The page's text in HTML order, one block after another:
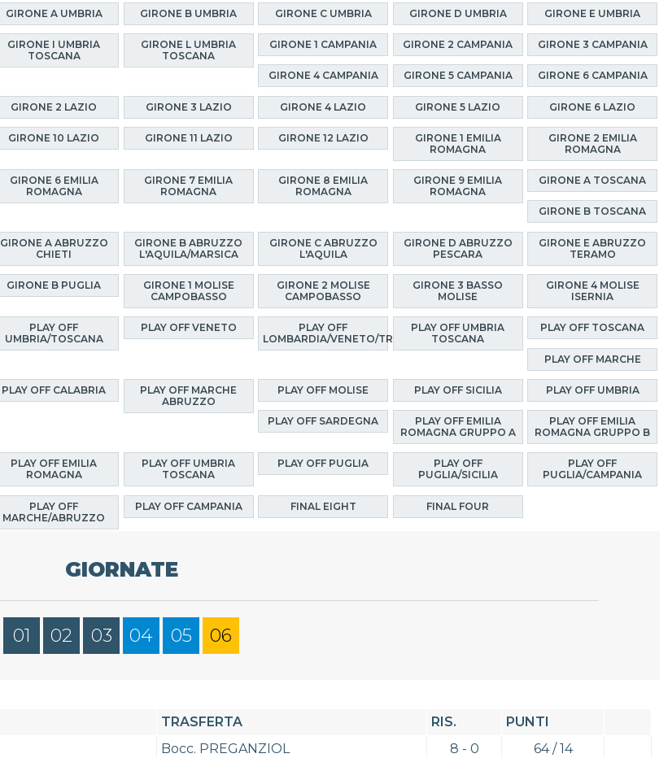
GIRONE A UMBRIA GIRONE B UMBRIA GIRONE C UMBRIA GIRONE D UMBRIA GIRONE E UMBRIA
GIRONE I UMBRIA
TOSCANA
GIRONE L UMBRIA
TOSCANA
GIRONE 1 CAMPANIA GIRONE 2 CAMPANIA GIRONE 3 CAMPANIA
GIRONE 4 CAMPANIA GIRONE 5 CAMPANIA GIRONE 6 CAMPANIA
GIRONE 2 LAZIO GIRONE 3 LAZIO GIRONE 4 LAZIO GIRONE 5 LAZIO GIRONE 6 LAZIO
GIRONE 10 LAZIO GIRONE 11 LAZIO GIRONE 12 LAZIO
GIRONE 1 EMILIA
ROMAGNA
GIRONE 2 EMILIA
ROMAGNA
GIRONE 6 EMILIA
ROMAGNA
GIRONE 7 EMILIA
ROMAGNA
GIRONE 8 EMILIA
ROMAGNA
GIRONE 9 EMILIA
ROMAGNA
GIRONE A TOSCANA
GIRONE B TOSCANA
GIRONE A ABRUZZO
CHIETI
GIRONE B ABRUZZO
L'AQUILA/MARSICA
GIRONE C ABRUZZO
L'AQUILA
GIRONE D ABRUZZO
PESCARA
GIRONE E ABRUZZO
TERAMO
GIRONE B PUGLIA
GIRONE 1 MOLISE
CAMPOBASSO
GIRONE 2 MOLISE
CAMPOBASSO
GIRONE 3 BASSO
MOLISE
GIRONE 4 MOLISE
ISERNIA
PLAY OFF
UMBRIA/TOSCANA
PLAY OFF VENETO
PLAY OFF
LOMBARDIA/VENETO/TRENTINO
PLAY OFF UMBRIA
TOSCANA
PLAY OFF TOSCANA
PLAY OFF MARCHE
PLAY OFF CALABRIA
PLAY OFF MARCHE
ABRUZZO
PLAY OFF MOLISE PLAY OFF SICILIA PLAY OFF UMBRIA
PLAY OFF SARDEGNA
PLAY OFF EMILIA
ROMAGNA GRUPPO A
PLAY OFF EMILIA
ROMAGNA GRUPPO B
PLAY OFF EMILIA
ROMAGNA
PLAY OFF UMBRIA
TOSCANA
PLAY OFF PUGLIA
PLAY OFF
PUGLIA/SICILIA
PLAY OFF
PUGLIA/CAMPANIA
PLAY OFF
MARCHE/ABRUZZO
PLAY OFF CAMPANIA FINAL EIGHT FINAL FOUR
GIORNATE
01 02 03 04 05 06
TRASFERTA RIS.
PUNTI
Bocc. PREGANZIOL 8 - 0
64 / 14